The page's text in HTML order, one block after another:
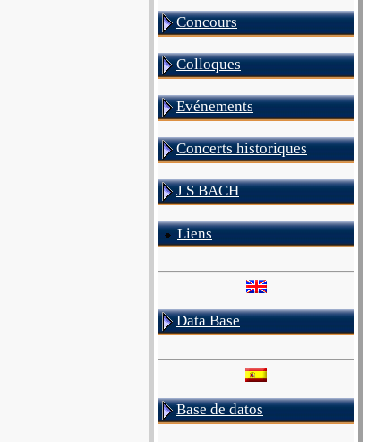
Concours
Colloques
Evénements
Concerts historiques
J S BACH
Liens
Data Base
Base de datos